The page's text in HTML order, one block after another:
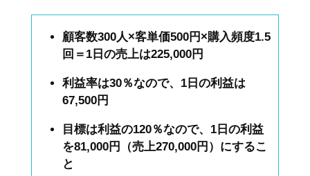
顧客数300人×客単価500円×購入頻度1.5
回＝1日の売上は225,000円
利益率は30％なので、1日の利益は
67,500円
目標は利益の120％なので、1日の利益
を81,000円（売上270,000円）にするこ
と